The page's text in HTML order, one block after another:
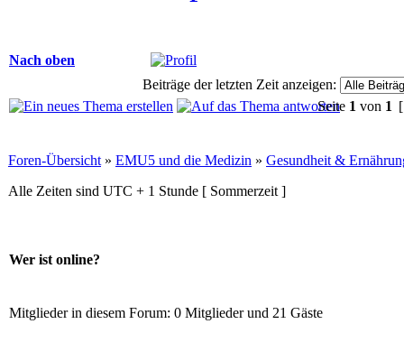
Nach oben
Beiträge der letzten Zeit anzeigen:
Seite 1 von 1
Foren-Übersicht » EMU5 und die Medizin » Gesundheit &
Alle Zeiten sind UTC + 1 Stunde [ Sommerzeit ]
Wer ist online?
Mitglieder in diesem Forum: 0 Mitglieder und 21 Gäste